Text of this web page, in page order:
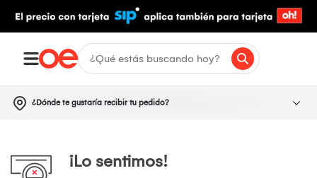
¿Dónde te gustaría recibir tu pedido?
¡Lo sentimos!